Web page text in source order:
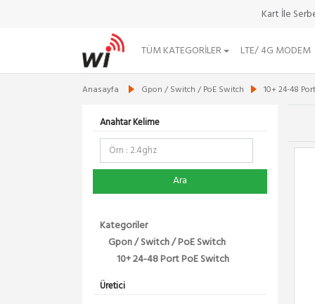
Kart İle
TÜM KATEGORILER LTE/ 4G MODEM
Anasayfa Gpon / Switch / PoE Switch 10+ 24-48
Anahtar Kelime
Ara
Kategoriler
Gpon / Switch / PoE Switch
10+ 24-48 Port PoE Switch
Üretici